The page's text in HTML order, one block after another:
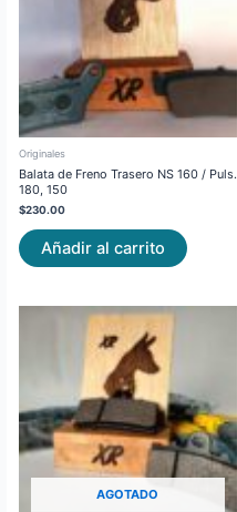
Originales
Balata de Freno Trasero NS 160 / Puls.
180, 150
$230.00
Añadir al carrito
AGOTADO